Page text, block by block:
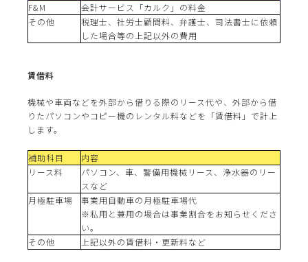
F&M
会計サービス「カルク」の料金
その他
税理士、社労士顧問料、弁護士、司法書士に依頼
した場合等の上記以外の費用
賃借料
機械や車両などを外部から借りる際のリース代や、外部から借
りたパソコンやコピー機のレンタル料などを「賃借料」で計上
します。
補助科目
内容
リース料
パソコン、車、警備用機械リース、浄水器のリー
スなど
月極駐車場
事業用自動車の月極駐車場代
※私用と兼用の場合は事業割合をお知らせくださ
い。
その他
上記以外の賃借料・更新料など